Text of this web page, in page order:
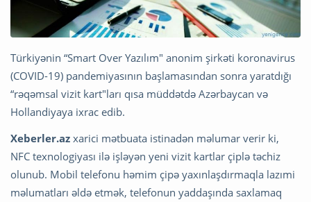
Türkiyənin “Smart Over Yazılım" anonim şirkəti koronavirus
(COVID-19) pandemiyasının başlamasından sonra yaratdığı
“rəqəmsal vizit kart"ları qısa müddətdə Azərbaycan və
Hollandiyaya ixrac edib.
Xeberler.az xarici mətbuata istinadən məlumar verir ki,
NFC texnologiyası ilə işləyən yeni vizit kartlar çiplə təchiz
olunub. Mobil telefonu həmim çipə yaxınlaşdırmaqla lazımi
məlumatları əldə etmək, telefonun yaddaşında saxlamaq